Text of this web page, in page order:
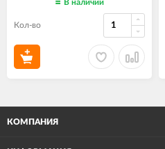
В наличии
Кол-во
КОМПАНИЯ